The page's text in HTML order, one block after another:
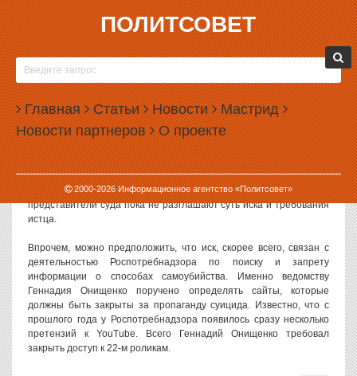
ПОЛИТСОВЕТ
Главная Статьи Новости Мастрид
Новости партнеров О проекте
2000-2026Информационное агентство «Политсовет»
12.02.2013, 18:24
YOUTUBE ПОДАЛ В СУД НА ОНИЩЕНКО
Компания YouTube LLC подала в Арбитражный суд иск
Роспотребнадзору, которым руководит главный санитарный врач
России Геннадием Онищенко. Суть исковых претензий пока
остается тайной.
О подаче иска сообщает портал «РАПСИ». По информации
издания, заявление в суд поступило 11 февраля. При этом
представители суда пока не разглашают суть иска и требования
истца.
Впрочем, можно предположить, что иск, скорее всего, связан с
деятельностью Роспотребнадзора по поиску и запрету
информации о способах самоубийства. Именно ведомству
Геннадия Онищенко поручено определять сайты, которые
должны быть закрыты за пропаганду суицида. Известно, что с
прошлого года у Роспотребнадзора появилось сразу несколько
претензий к YouTube. Всего Геннадий Онищенко требовал
закрыть доступ к 22-м роликам.